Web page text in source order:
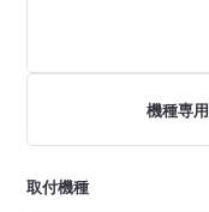
機種専用
取付機種